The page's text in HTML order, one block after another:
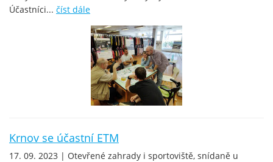
Účastníci... číst dále
Krnov se účastní ETM
17. 09. 2023 | Otevřené zahrady i sportoviště, snídaně u